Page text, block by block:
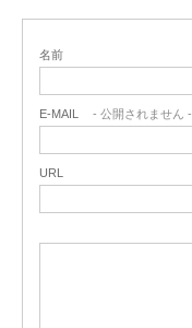
名前
E-MAIL - 公開されません -
URL